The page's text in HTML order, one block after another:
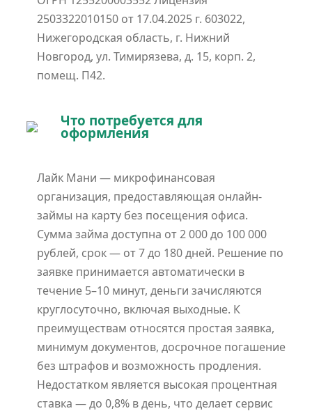
2503322010150 от 17.04.2025 г. 603022,
Нижегородская область, г. Нижний
Новгород, ул. Тимирязева, д. 15, корп. 2,
помещ. П42.
Что потребуется для
оформления
Лайк Мани — микрофинансовая
организация, предоставляющая онлайн-
займы на карту без посещения офиса.
Сумма займа доступна от 2 000 до 100 000
рублей, срок — от 7 до 180 дней. Решение по
заявке принимается автоматически в
течение 5–10 минут, деньги зачисляются
круглосуточно, включая выходные. К
преимуществам относятся простая заявка,
минимум документов, досрочное погашение
без штрафов и возможность продления.
Недостатком является высокая процентная
ставка — до 0,8% в день, что делает сервис